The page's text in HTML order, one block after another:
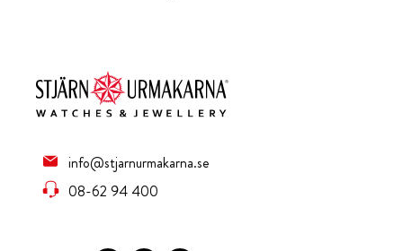
info@stjarnurmakarna.se
08-62 94 400